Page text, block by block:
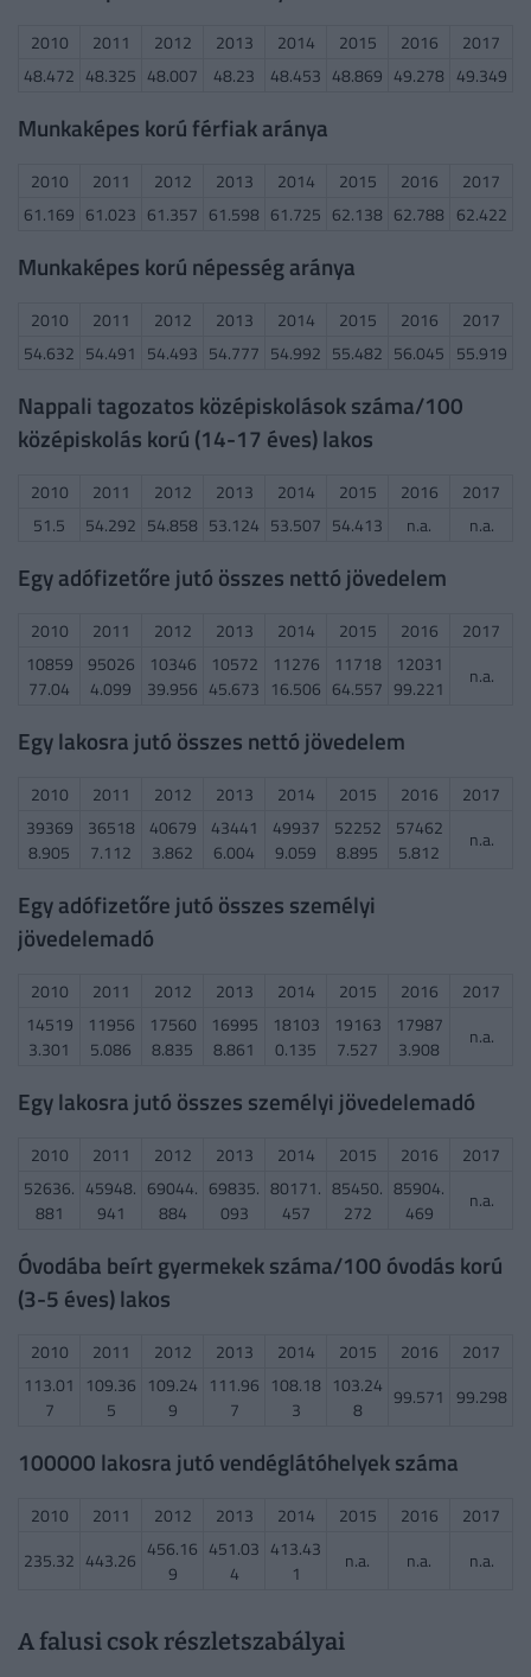
2010 2011 2012 2013 2014 2015 2016
2017
48.472 48.325 48.007 48.23 48.453 48.869 49.278 49.349
Munkaképes korú férfiak aránya
2010 2011 2012 2013 2014 2015 2016
2017
61.169 61.023 61.357 61.598 61.725 62.138 62.788 62.422
Munkaképes korú népesség aránya
2010 2011 2012 2013 2014 2015 2016
2017
54.632 54.491 54.493 54.777 54.992 55.482 56.045 55.919
Nappali tagozatos középiskolások száma/100
középiskolás korú (14-17 éves) lakos
2010 2011 2012 2013 2014 2015 2016
2017
51.5
54.292 54.858 53.124 53.507 54.413 n.a. n.a.
Egy adófizetőre jutó összes nettó jövedelem
2010 2011 2012 2013 2014 2015 2016
2017
10859
77.04
95026
4.099
10346
39.956
10572
45.673
11276
16.506
11718
64.557
12031
99.221
n.a.
Egy lakosra jutó összes nettó jövedelem
2010 2011 2012 2013 2014 2015 2016
2017
39369
8.905
36518
7.112
40679
3.862
43441
6.004
49937
9.059
52252
8.895
57462
5.812
n.a.
Egy adófizetőre jutó összes személyi
jövedelemadó
2010 2011 2012 2013 2014 2015 2016
2017
14519
3.301
11956
5.086
17560
8.835
16995
8.861
18103
0.135
19163
7.527
17987
3.908
n.a.
Egy lakosra jutó összes személyi jövedelemadó
2010 2011 2012 2013 2014 2015 2016
2017
52636.
881
45948.
941
69044.
884
69835.
093
80171.
457
85450.
272
85904.
469
n.a.
Óvodába beírt gyermekek száma/100 óvodás korú
(3-5 éves) lakos
2010 2011 2012 2013 2014 2015 2016
2017
113.01
7
109.36
5
109.24
9
111.96
7
108.18
3
103.24
8
99.571 99.298
100000 lakosra jutó vendéglátóhelyek száma
2010 2011 2012 2013 2014 2015 2016
2017
235.32 443.26 456.16
9
451.03
4
413.43
1
n.a. n.a. n.a.
A falusi csok részletszabályai